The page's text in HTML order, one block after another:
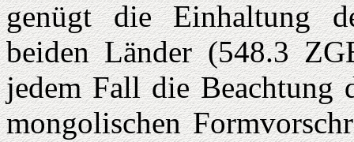
genügt die Einhaltung
beiden Länder (548.3
jedem Fall die Beachtung
mongolischen